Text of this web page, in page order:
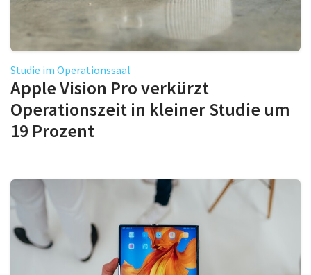
Studie im Operationssaal
Apple Vision Pro verkürzt
Operationszeit in kleiner Studie um
19 Prozent